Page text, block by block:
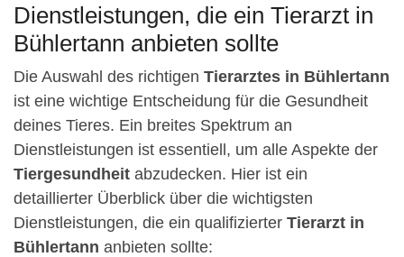
Dienstleistungen, die ein Tierarzt in
Bühlertann anbieten sollte
Die Auswahl des richtigen Tierarztes in Bühlertann
ist eine wichtige Entscheidung für die Gesundheit
deines Tieres. Ein breites Spektrum an
Dienstleistungen ist essentiell, um alle Aspekte der
Tiergesundheit abzudecken. Hier ist ein
detaillierter Überblick über die wichtigsten
Dienstleistungen, die ein qualifizierter Tierarzt in
Bühlertann anbieten sollte: